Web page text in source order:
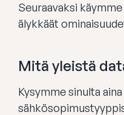
Seuraavaksi
älykkäät
Mitä yleistä
Kysymme sinulta